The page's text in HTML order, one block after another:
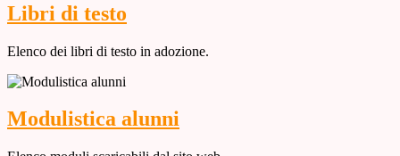
Libri di testo
Elenco dei libri di testo in adozione.
Modulistica alunni